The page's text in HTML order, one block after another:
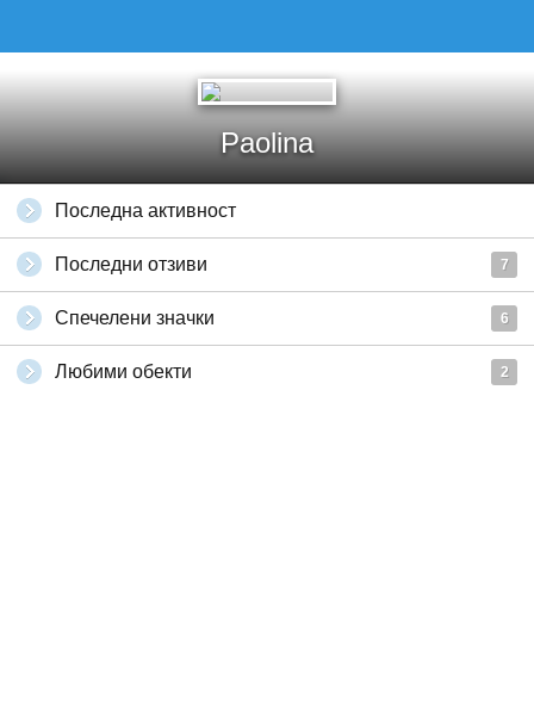
Paolina
Последна активност
Последни отзиви 7
Спечелени значки 6
Любими обекти 2